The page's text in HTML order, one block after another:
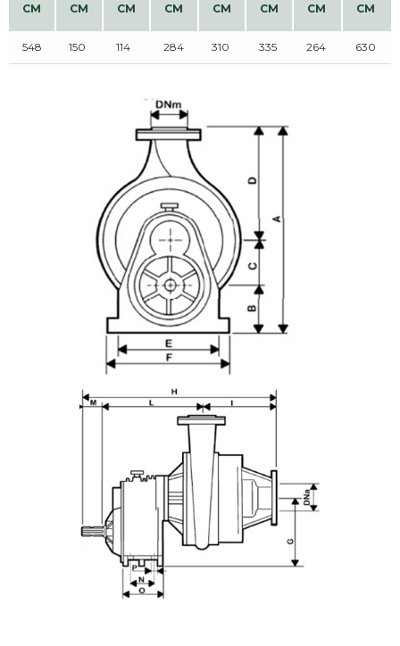
CM
CM
CM
CM
CM
CM
CM
CM
548 150 114 284 310 335 264 630